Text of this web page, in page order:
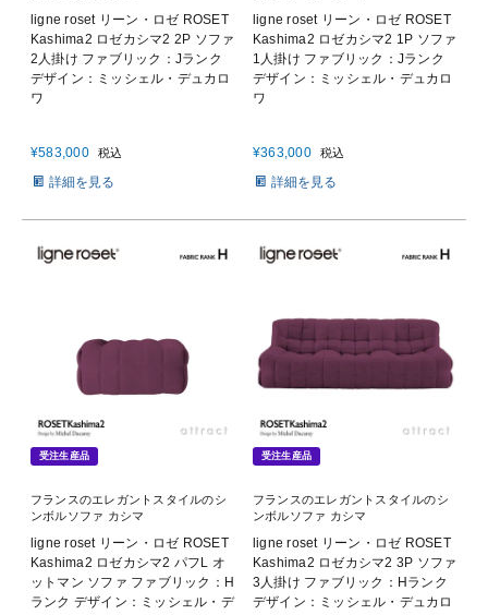
ligne roset リーン・ロゼ ROSET
Kashima2 ロゼカシマ2 2P ソファ
2人掛け ファブリック：Jランク
デザイン：ミッシェル・デュカロ
ワ
¥583,000 税込
詳細を見る
ligne roset リーン・ロゼ ROSET
Kashima2 ロゼカシマ2 1P ソファ
1人掛け ファブリック：Jランク
デザイン：ミッシェル・デュカロ
ワ
¥363,000 税込
詳細を見る
受注生産品
フランスのエレガントスタイルのシ
ンボルソファ カシマ
ligne roset リーン・ロゼ ROSET
Kashima2 ロゼカシマ2 パフL オ
ットマン ソファ ファブリック：H
ランク デザイン：ミッシェル・デ
受注生産品
フランスのエレガントスタイルのシ
ンボルソファ カシマ
ligne roset リーン・ロゼ ROSET
Kashima2 ロゼカシマ2 3P ソファ
3人掛け ファブリック：Hランク
デザイン：ミッシェル・デュカロ